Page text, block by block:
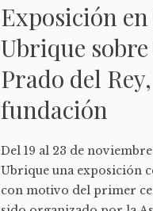
Exposición
Ubrique
Prado del
fundación
Del 19 al 23 de
Ubrique una exposición
con motivo del primer